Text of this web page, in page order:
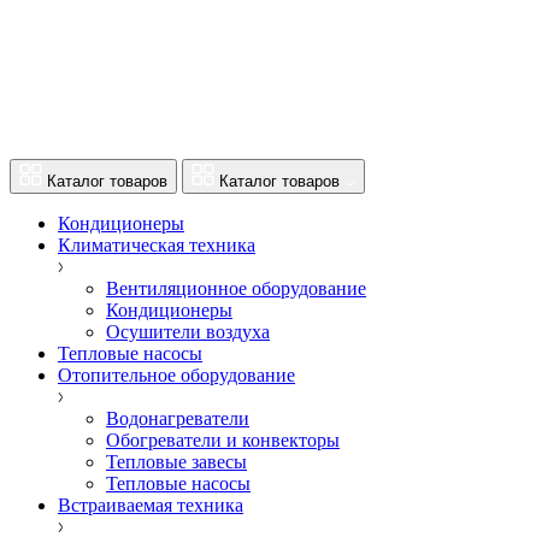
Каталог товаров Каталог товаров
Кондиционеры
Климатическая техника
Вентиляционное оборудование
Кондиционеры
Осушители воздуха
Тепловые насосы
Отопительное оборудование
Водонагреватели
Обогреватели и конвекторы
Тепловые завесы
Тепловые насосы
Встраиваемая техника